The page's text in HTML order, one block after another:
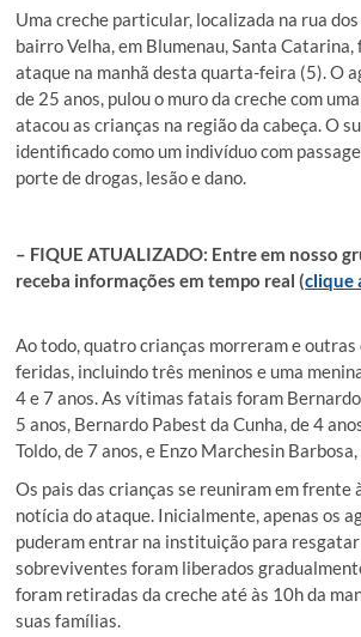
Uma creche particular, localizada na rua
bairro Velha, em Blumenau, Santa Catarina,
ataque na manhã desta quarta-feira (5). O
de 25 anos, pulou o muro da creche com
atacou as crianças na região da cabeça. O
identificado como um indivíduo com
porte de drogas, lesão e dano.
– FIQUE ATUALIZADO: Entre em nosso
receba informações em tempo real (clique
Ao todo, quatro crianças morreram e
feridas, incluindo três meninos e uma
4 e 7 anos. As vítimas fatais foram
5 anos, Bernardo Pabest da Cunha, de 4
Toldo, de 7 anos, e Enzo Marchesin
Os pais das crianças se reuniram em frente
notícia do ataque. Inicialmente, apenas os
puderam entrar na instituição para resgatar
sobreviventes foram liberados
foram retiradas da creche até às 10h da
suas famílias.